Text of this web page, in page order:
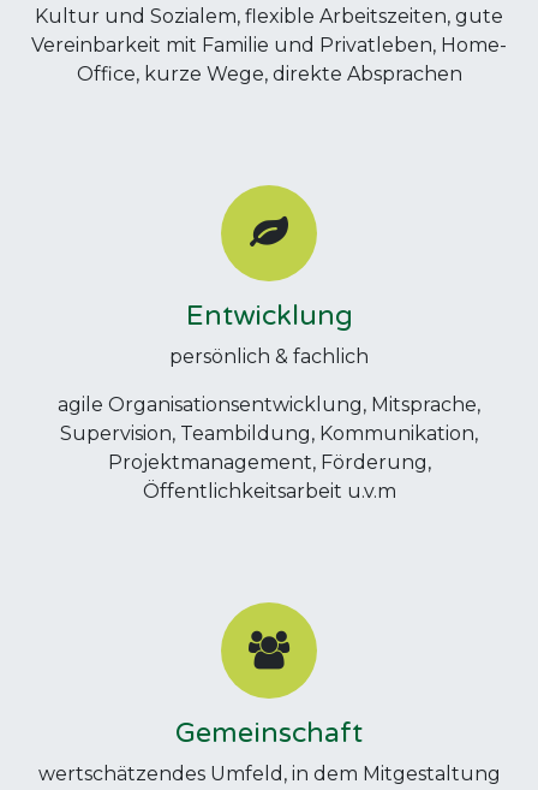
Kultur und Sozialem, flexible Arbeitszeiten, gute
Vereinbarkeit mit Familie und Privatleben, Home-
Office, kurze Wege, direkte Absprachen
Entwicklung
persönlich & fachlich
agile Organisationsentwicklung, Mitsprache,
Supervision, Teambildung, Kommunikation,
Projektmanagement, Förderung,
Öffentlichkeitsarbeit u.v.m
Gemeinschaft
wertschätzendes Umfeld, in dem Mitgestaltung